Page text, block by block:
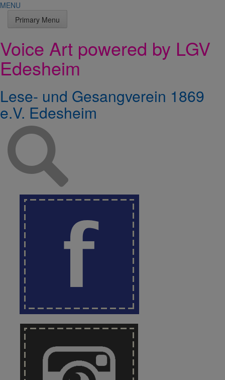
MENU
Primary Menu
to
content
Voice Art powered by LGV
Edesheim
Lese- und Gesangverein 1869
e.V. Edesheim